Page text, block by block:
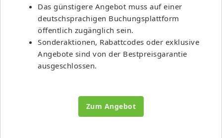
Das günstigere Angebot muss auf einer
deutschsprachigen Buchungsplattform
öffentlich zugänglich sein.
Sonderaktionen, Rabattcodes oder exklusive
Angebote sind von der Bestpreisgarantie
ausgeschlossen.
Zum Angebot